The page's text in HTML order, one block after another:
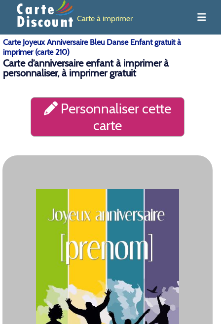
Carte à imprimer
Carte Joyeux Anniversaire Bleu Danse Enfant gratuit à
imprimer (carte 210)
Carte d’anniversaire enfant à imprimer à
personnaliser, à imprimer gratuit
Personnaliser cette
carte